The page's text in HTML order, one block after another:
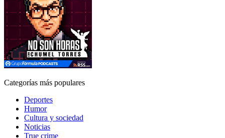
Categorías más populares
Deportes
Humor
Cultura y sociedad
Noticias
True crime